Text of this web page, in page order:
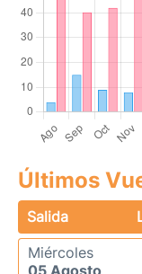
Últimos
Salida
Miércoles